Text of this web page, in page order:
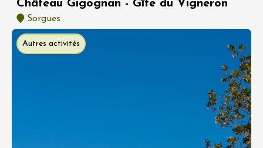
Château Gigognan - Gîte du Vigneron
Sorgues
Autres activités